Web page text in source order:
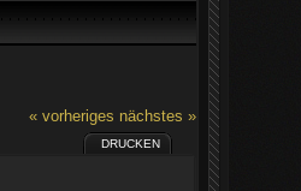
« vorheriges nächstes »
DRUCKEN